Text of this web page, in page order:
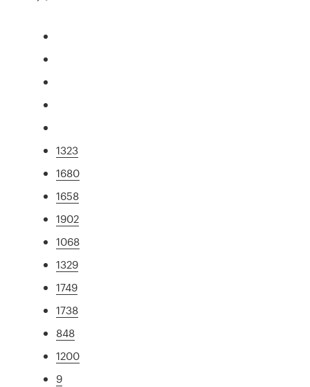
1323
1680
1658
1902
1068
1329
1749
1738
848
1200
9